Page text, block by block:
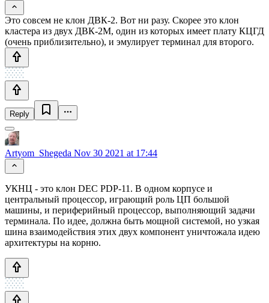
Это совсем не клон ДВК-2. Вот ни разу. Скорее это клон
кластера из двух ДВК-2М, один из которых имеет плату КЦГД
(очень приблизительно), и эмулирует терминал для второго.
Reply
Artyom_Shegeda Nov 30 2021 at 17:44
УКНЦ - это клон DEC PDP-11. В одном корпусе и
центральный процессор, играющий роль ЦП большой
машины, и периферийный процессор, выполняющий задачи
терминала. По идее, должна быть мощной системой, но узкая
шина взаимодействия этих двух компонент уничтожала идею
архитектуры на корню.